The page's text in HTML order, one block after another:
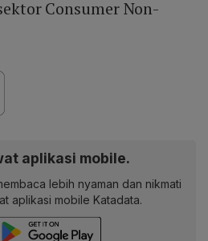
Consumer Non-
aplikasi mobile.
lebih nyaman dan nikmati
aplikasi mobile Katadata.